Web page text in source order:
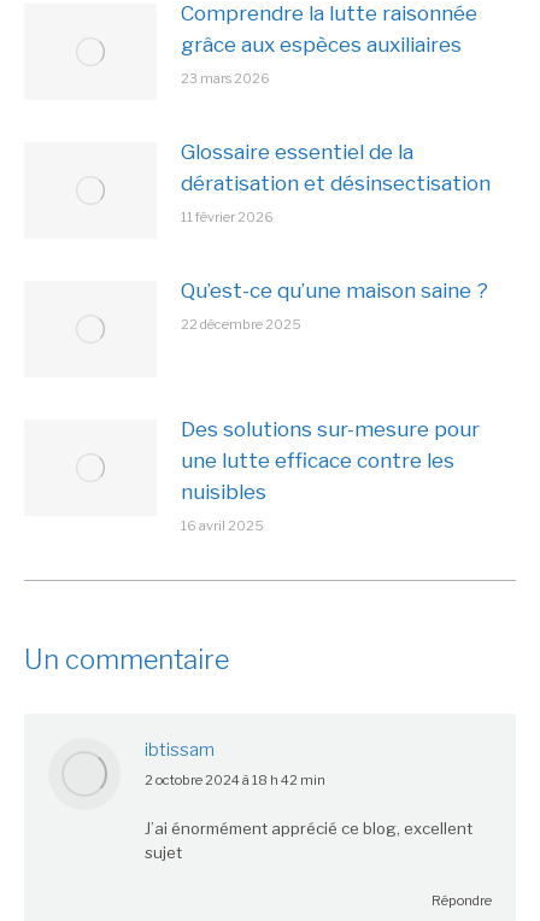
Comprendre la lutte raisonnée
grâce aux espèces auxiliaires
23 mars 2026
Glossaire essentiel de la
dératisation et désinsectisation
11 février 2026
Qu’est-ce qu’une maison saine ?
22 décembre 2025
Des solutions sur-mesure pour
une lutte efficace contre les
nuisibles
16 avril 2025
Un commentaire
ibtissam
dit
2 octobre 2024 à 18 h 42 min
J’ai énormément apprécié ce blog, excellent
sujet
Répondre